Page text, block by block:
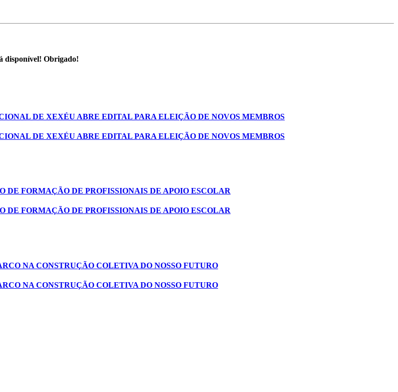
disponível! Obrigado!
DE XEXÉU ABRE EDITAL PARA ELEIÇÃO DE NOVOS MEMBROS
DE XEXÉU ABRE EDITAL PARA ELEIÇÃO DE NOVOS MEMBROS
DE FORMAÇÃO DE PROFISSIONAIS DE APOIO ESCOLAR
DE FORMAÇÃO DE PROFISSIONAIS DE APOIO ESCOLAR
NA CONSTRUÇÃO COLETIVA DO NOSSO FUTURO
NA CONSTRUÇÃO COLETIVA DO NOSSO FUTURO